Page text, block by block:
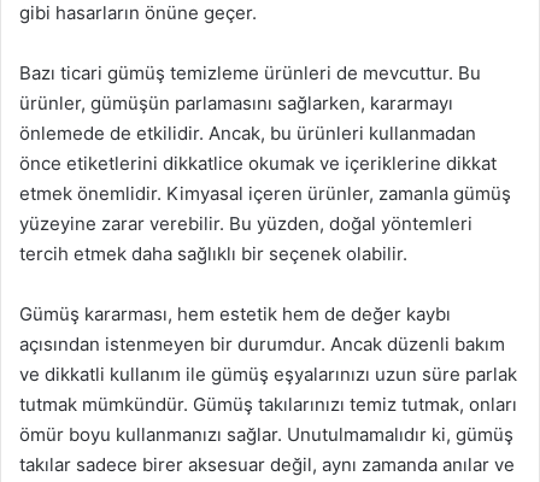
gibi hasarların önüne geçer.
Bazı ticari gümüş temizleme ürünleri de mevcuttur. Bu
ürünler, gümüşün parlamasını sağlarken, kararmayı
önlemede de etkilidir. Ancak, bu ürünleri kullanmadan
önce etiketlerini dikkatlice okumak ve içeriklerine dikkat
etmek önemlidir. Kimyasal içeren ürünler, zamanla gümüş
yüzeyine zarar verebilir. Bu yüzden, doğal yöntemleri
tercih etmek daha sağlıklı bir seçenek olabilir.
Gümüş kararması, hem estetik hem de değer kaybı
açısından istenmeyen bir durumdur. Ancak düzenli bakım
ve dikkatli kullanım ile gümüş eşyalarınızı uzun süre parlak
tutmak mümkündür. Gümüş takılarınızı temiz tutmak, onları
ömür boyu kullanmanızı sağlar. Unutulmamalıdır ki, gümüş
takılar sadece birer aksesuar değil, aynı zamanda anılar ve